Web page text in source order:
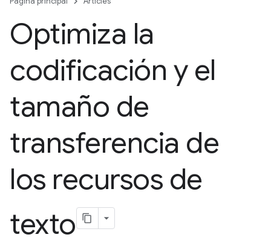
Optimiza la
codificación y el
tamaño de
transferencia de
los recursos de
texto